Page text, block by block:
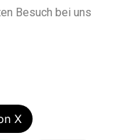
Besuch bei uns
X